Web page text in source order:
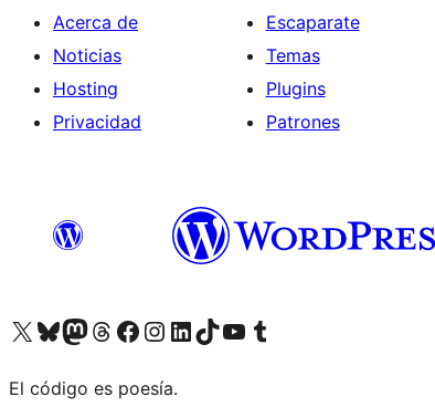
Acerca de
Noticias
Hosting
Privacidad
Escaparate
Temas
Plugins
Patrones
Visitá nuestra cuenta de X (anteriormente Twitter)
Visitá nuestra cuenta de Bluesky
Visitá nuestra cuenta de Mastodon
Visitá nuestra cuenta de Threads
Visitá nuestra página de Facebook
Visitá nuestra cuenta de Instagram
Visitá nuestra cuenta de LinkedIn
Visitá nuestra cuenta de TikTok
Visitá nuestro canal de YouTube
Visitá nuestra cuenta de Tumblr
El código es poesía.